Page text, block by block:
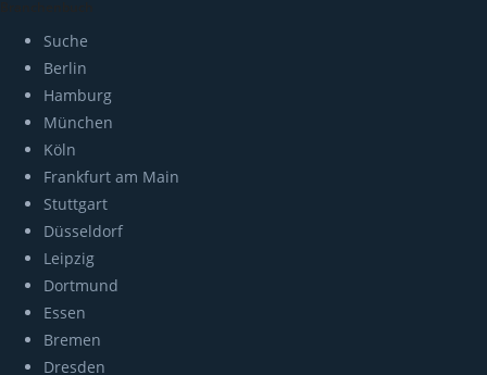
Suche
Berlin
Hamburg
München
Köln
Frankfurt am Main
Stuttgart
Düsseldorf
Leipzig
Dortmund
Essen
Bremen
Dresden